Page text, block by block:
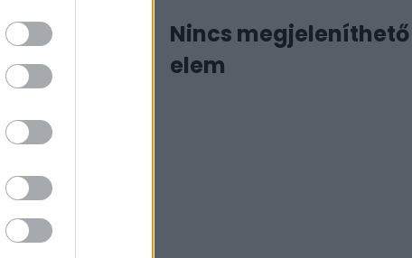
Nincs megjeleníthető
elem